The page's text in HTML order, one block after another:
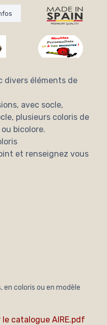
divers éléments de
avec socle,
plusieurs coloris de
bicolore.
et renseignez vous
en coloris ou en modèle
catalogue AIRE.pdf